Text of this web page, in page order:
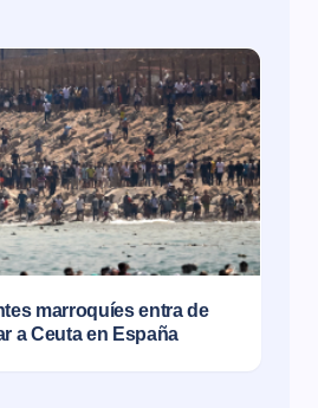
marroquíes entra de
a Ceuta en España